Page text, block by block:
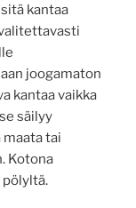
kantaa
joogamaton
kantaa vaikka
säilyy
maata tai
Kotona
pölyltä.